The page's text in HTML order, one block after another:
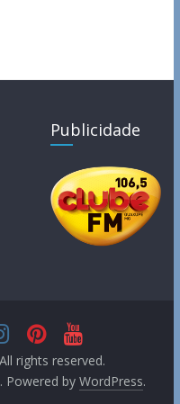
Publicidade
rights reserved.
Powered by WordPress.